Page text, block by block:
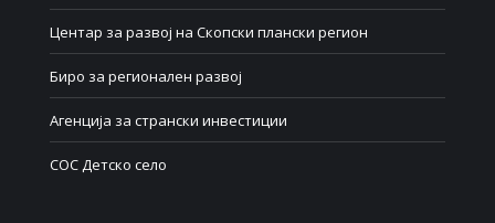
Центар за развој на Скопски плански регион
Биро за регионален развој
Агенција за странски инвестиции
СОС Детско село